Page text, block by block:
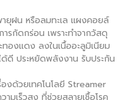
ยุฝน หรือลมทะเล แผงคอยล์
รกัดกร่อน เพราะทำจากวัสดุ
องแดง ลงในเนื้ออะลูมิเนียม
ด้ดี ประหยัดพลังงาน รับประกัน
งด้วยเทคโนโลยี Streamer
ามเร็วสูง ที่ช่วยสลายเชื้อโรค